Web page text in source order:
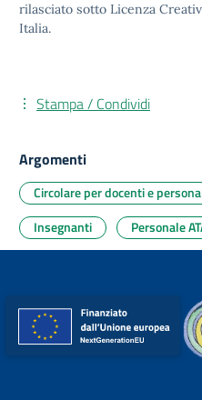
rilasciato sotto Licenza
Italia.
Stampa / Condividi
Argomenti
Circolare per docenti e
Insegnanti
Personale